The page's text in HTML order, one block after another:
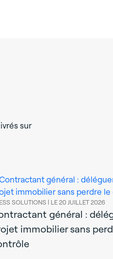
sur
SOLUTIONS | LE 20 JUILLET 2026
général :
immobilier sans